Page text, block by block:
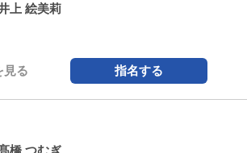
上 絵美莉
見る 指名する
橋 つむぎ